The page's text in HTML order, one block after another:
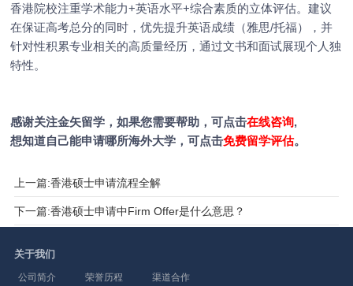
香港院校注重学术能力+英语水平+综合素质的立体评估。建议
在保证高考总分的同时，优先提升英语成绩（雅思/托福），并
针对性积累专业相关的高质量经历，通过文书和面试展现个人独
特性。
感谢关注金矢留学，如果您需要帮助，可点击在线咨询,
想知道自己能申请哪所海外大学，可点击免费留学评估。
上一篇:香港硕士申请流程全解
下一篇:香港硕士申请中Firm Offer是什么意思？
关于我们
公司简介 荣誉历程 渠道合作